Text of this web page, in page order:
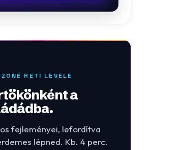
HETI LEVELE
a
fejleményei, lefordítva
lépned. Kb. 4 perc.